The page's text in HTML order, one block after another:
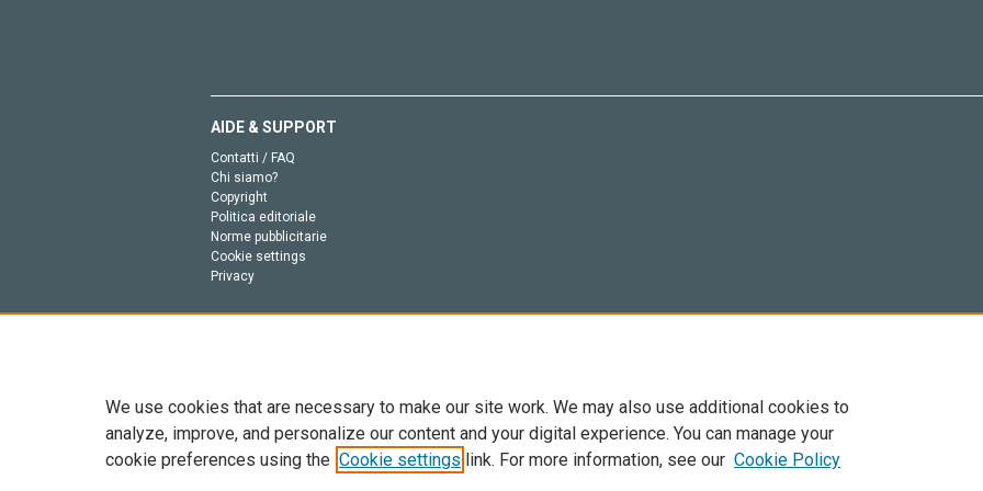
AIDE & SUPPORT
Contatti / FAQ
Chi siamo?
Copyright
Politica editoriale
Norme pubblicitarie
Cookie settings
Privacy
Tutto il contenuto di questo sito: Copyright © 2026 Elsevier, i suoi licenziatari e contributori. Tutti i diritti sono riservati. Inclusi diritti
We use cookies that are necessary to make our site work. We may also use additional cookies to
analyze, improve, and personalize our content and your digital experience. You can manage your
cookie preferences using the Cookie settings link. For more information, see our Cookie Policy